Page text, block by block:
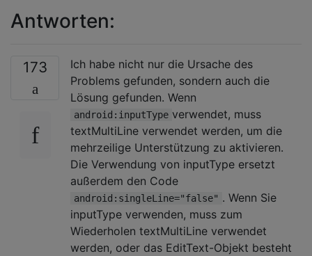
Antworten:
173
Ich habe nicht nur die Ursache des
Problems gefunden, sondern auch die
Lösung gefunden. Wenn
android:inputType verwendet, muss
textMultiLine verwendet werden, um die
mehrzeilige Unterstützung zu aktivieren.
Die Verwendung von inputType ersetzt
außerdem den Code
android:singleLine="false" . Wenn Sie
inputType verwenden, muss zum
Wiederholen textMultiLine verwendet
werden, oder das EditText-Objekt besteht